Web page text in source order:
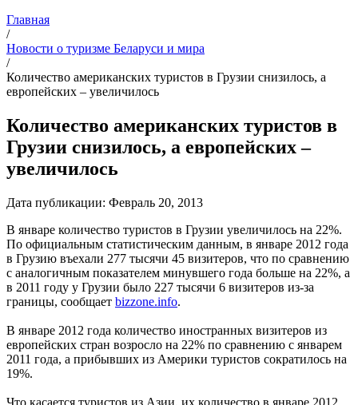
Главная
/
Новости о туризме Беларуси и мира
/
Количество американских туристов в Грузии снизилось, а
европейских – увеличилось
Количество американских туристов в
Грузии снизилось, а европейских –
увеличилось
Дата публикации: Февраль 20, 2013
В январе количество туристов в Грузии увеличилось на 22%.
По официальным статистическим данным, в январе 2012 года
в Грузию въехали 277 тысячи 45 визитеров, что по сравнению
с аналогичным показателем минувшего года больше на 22%, а
в 2011 году у Грузии было 227 тысячи 6 визитеров из-за
границы, сообщает bizzone.info.
В январе 2012 года количество иностранных визитеров из
европейских стран возросло на 22% по сравнению с январем
2011 года, а прибывших из Америки туристов сократилось на
19%.
Что касается туристов из Азии, их количество в январе 2012